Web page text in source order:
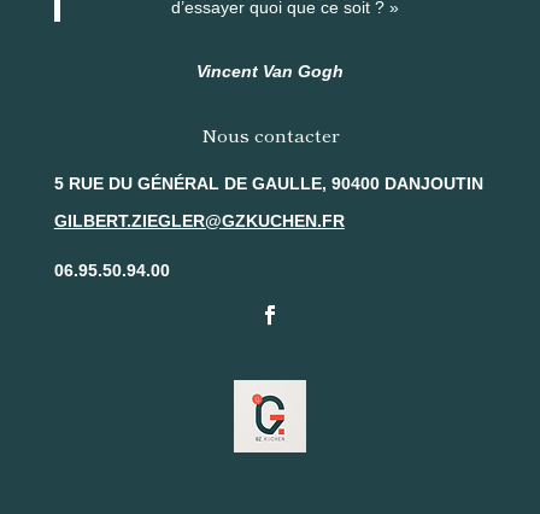
d’essayer quoi que ce soit ? »
Vincent Van Gogh
Nous contacter
5 RUE DU GÉNÉRAL DE GAULLE, 90400 DANJOUTIN
GILBERT.ZIEGLER@GZKUCHEN.FR
06.95.50.94.00